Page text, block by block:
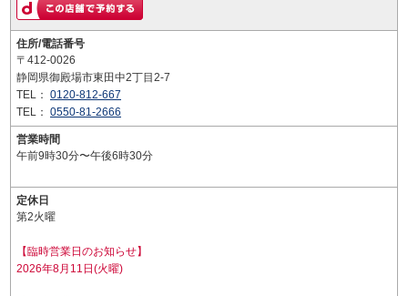
住所/電話番号
〒412-0026
静岡県御殿場市東田中2丁目2-7
TEL： 0120-812-667
TEL： 0550-81-2666
営業時間
午前9時30分〜午後6時30分
定休日
第2火曜
【臨時営業日のお知らせ】
2026年8月11日(火曜)